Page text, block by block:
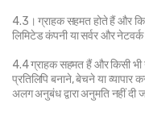
4.3। ग्राहक सहमत होते हैं और
लिमिटेड कंपनी या सर्वर और नेटवर्क
4.4 ग्राहक सहमत हैं और किसी भी
प्रतिलिपि बनाने, बेचने या
अलग अनुबंध द्वारा अनुमति नहीं दी